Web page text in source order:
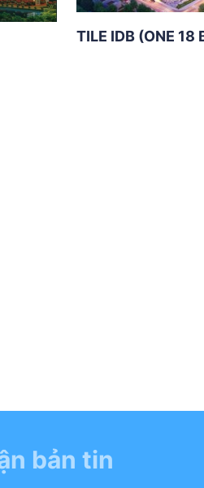
TILE IDB (ONE 18
bản tin